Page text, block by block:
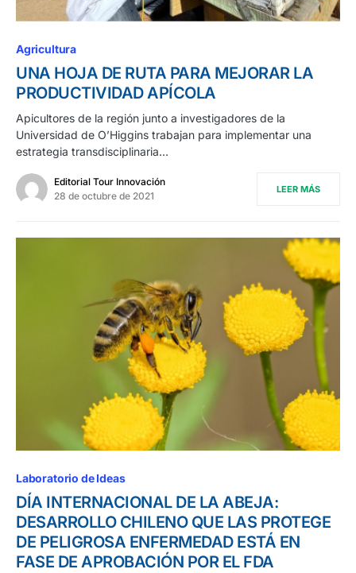
Agricultura
UNA HOJA DE RUTA PARA MEJORAR LA
PRODUCTIVIDAD APÍCOLA
Apicultores de la región junto a investigadores de la
Universidad de O’Higgins trabajan para implementar una
estrategia transdisciplinaria…
Editorial Tour Innovación
28 de octubre de 2021
LEER MÁS
Laboratorio de Ideas
DÍA INTERNACIONAL DE LA ABEJA:
DESARROLLO CHILENO QUE LAS PROTEGE
DE PELIGROSA ENFERMEDAD ESTÁ EN
FASE DE APROBACIÓN POR EL FDA